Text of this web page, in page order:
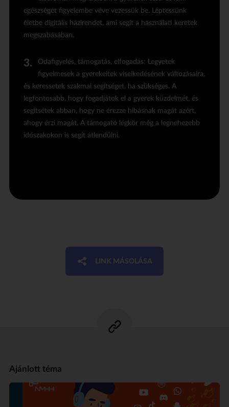
egészségét figyelembe véve vezessük be. Léptessünk
életbe digitális házirendet, ami segít a használati keretek
megszabásában.
Odafigyelés, támogatás, elfogadás: Legyetek
figyelmesek a gyerekeitek viselkedésének változásaira,
és keressetek szakmai segítséget, ha szükséges. A
legfontosabb, hogy fogadjátok el a gyerek küzdelmét, és
segítsétek abban, hogy ne érezze hibásnak magát azért,
ahogy érzi magát. A támogató légkör még a legnehezebb
időszakokon is segít átlendülni.
LINK MÁSOLÁSA
Ajánlott téma